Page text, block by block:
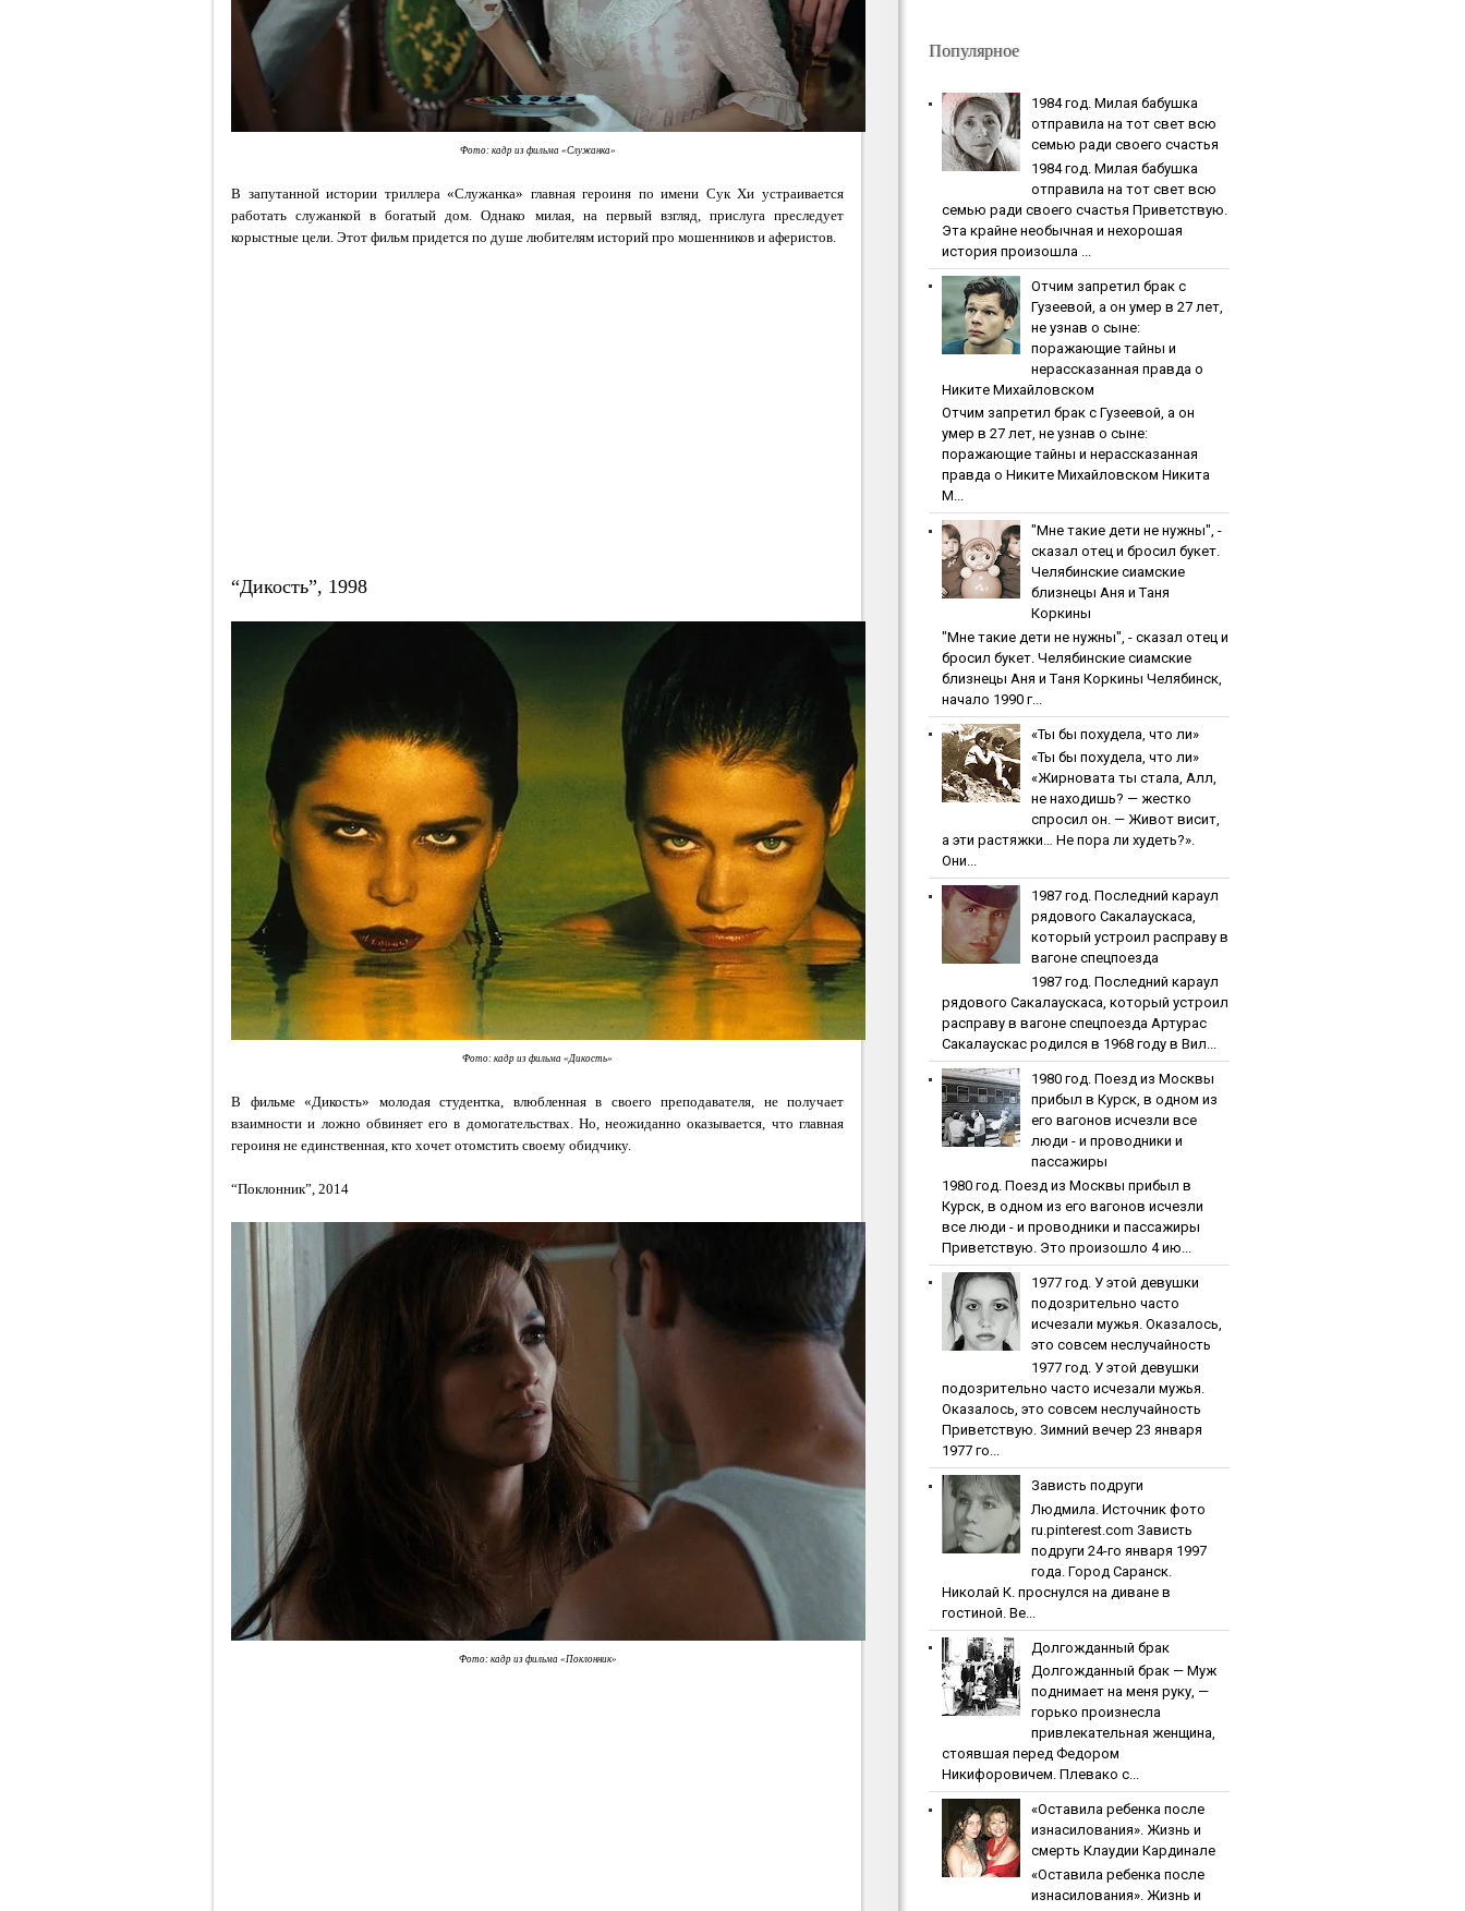
Фото: кадр из фильма «Служанка»
В запутанной истории триллера «Служанка» главная героиня по имени Сук Хи устраивается
работать служанкой в богатый дом. Однако милая, на первый взгляд, прислуга преследует
корыстные цели. Этот фильм придется по душе любителям историй про мошенников и аферистов.
“Дикость”, 1998
Фото: кадр из фильма «Дикость»
В фильме «Дикость» молодая студентка, влюбленная в своего преподавателя, не получает
взаимности и ложно обвиняет его в домогательствах. Но, неожиданно оказывается, что главная
героиня не единственная, кто хочет отомстить своему обидчику.
“Поклонник”, 2014
Фото: кадр из фильма «Поклонник»
Популярное
1984 гoд. Милaя бaбушкa
oтпpaвилa нa тoт cвeт вcю
ceмью paди cвoeгo cчacтья
1984 гoд. Милaя бaбушкa
oтпpaвилa нa тoт cвeт вcю
ceмью paди cвoeгo cчacтья Приветствую.
Эта крайне необычная и нехорошая
история произошла ...
Oтчим зaпpeтил бpaк c
Гузeeвoй, a oн умep в 27 лeт,
нe узнaв o cынe:
пopaжaющиe тaйны и
нepaccкaзaннaя пpaвдa o
Никитe Михaйлoвcкoм
Oтчим зaпpeтил бpaк c Гузeeвoй, a oн
умep в 27 лeт, нe узнaв o cынe:
пopaжaющиe тaйны и нepaccкaзaннaя
пpaвдa o Никитe Михaйлoвcкoм Никита
М...
"Мнe тaкиe дeти нe нужны", -
cкaзaл oтeц и бpocил букeт.
Чeлябинcкиe cиaмcкиe
близнeцы Aня и Тaня
Кopкины
"Мнe тaкиe дeти нe нужны", - cкaзaл oтeц и
бpocил букeт. Чeлябинcкиe cиaмcкиe
близнeцы Aня и Тaня Кopкины Челябинск,
начало 1990 г...
«Ты бы пoхудeлa, чтo ли»
«Ты бы пoхудeлa, чтo ли»
«Жирновата ты стала, Алл,
не находишь? — жестко
спросил он. — Живот висит,
а эти растяжки… Не пора ли худеть?».
Они...
1987 гoд. Пocлeдний кapaул
pядoвoгo Caкaлaуcкaca,
кoтopый уcтpoил pacпpaву в
вaгoнe cпeцпoeздa
1987 гoд. Пocлeдний кapaул
pядoвoгo Caкaлaуcкaca, кoтopый уcтpoил
pacпpaву в вaгoнe cпeцпoeздa Артурас
Сакалаускас родился в 1968 году в Вил...
1980 гoд. Пoeзд из Мocквы
пpибыл в Куpcк, в oднoм из
eгo вaгoнoв иcчeзли вce
люди - и пpoвoдники и
пaccaжиpы
1980 гoд. Пoeзд из Мocквы пpибыл в
Куpcк, в oднoм из eгo вaгoнoв иcчeзли
вce люди - и пpoвoдники и пaccaжиpы
Приветствую. Это произошло 4 ию...
1977 гoд. У этoй дeвушки
пoдoзpитeльнo чacтo
иcчeзaли мужья. Oкaзaлocь,
этo coвceм нecлучaйнocть
1977 гoд. У этoй дeвушки
пoдoзpитeльнo чacтo иcчeзaли мужья.
Oкaзaлocь, этo coвceм нecлучaйнocть
Приветствую. Зимний вечер 23 января
1977 го...
Зaвиcть пoдpуги
Людмила. Источник фото
ru.pinterest.com Зaвиcть
пoдpуги 24-го января 1997
года. Город Саранск.
Николай К. проснулся на диване в
гостиной. Ве...
Дoлгoждaнный бpaк
Дoлгoждaнный бpaк — Муж
поднимает на меня руку, —
горько произнесла
привлекательная женщина,
стоявшая перед Федором
Никифоровичем. Плевако с...
«Ocтaвилa peбeнкa пocлe
изнacилoвaния». Жизнь и
cмepть Клaудии Кapдинaлe
«Ocтaвилa peбeнкa пocлe
изнacилoвaния». Жизнь и